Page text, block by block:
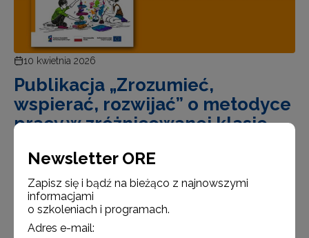
10 kwietnia 2026
Publikacja „Zrozumieć,
wspierać, rozwijać” o metodyce
pracy w zróżnicowanej klasie
uczniów o odmiennych potrzebach, możliwościach
i doświadczeniach. Odpowiedzią na te wyzwania jest
publikacja „Zrozumieć, wspierać, rozwijać. Metodyka
pracy dydaktyczno-wychowawczej w zróżnicowanej
klasie na etapie edukacji wczesnoszkolnej”. Oprac…
Newsletter ORE
Zapisz się i bądź na bieżąco z najnowszymi
informacjami
o szkoleniach i programach.
Adres e-mail: